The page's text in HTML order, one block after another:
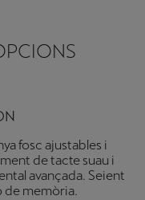
fosc ajustables i
de tacte suau i
avançada. Seient
de memòria.